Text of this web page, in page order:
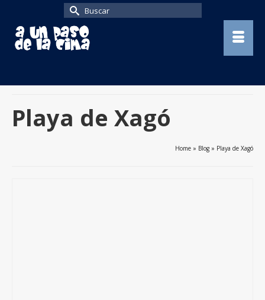
Buscar
por:
Playa de Xagó
Home » Blog » Playa de Xagó